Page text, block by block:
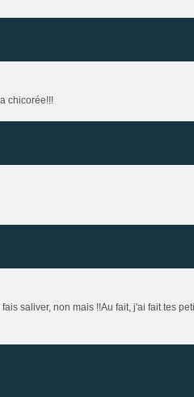
chicorée!!!
saliver, non mais !!Au fait, j'ai fait tes